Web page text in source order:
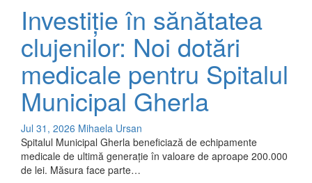
Investiție în sănătatea
clujenilor: Noi dotări
medicale pentru Spitalul
Municipal Gherla
Jul 31, 2026 Mihaela Ursan
Spitalul Municipal Gherla beneficiază de echipamente
medicale de ultimă generație în valoare de aproape 200.000
de lei. Măsura face parte…